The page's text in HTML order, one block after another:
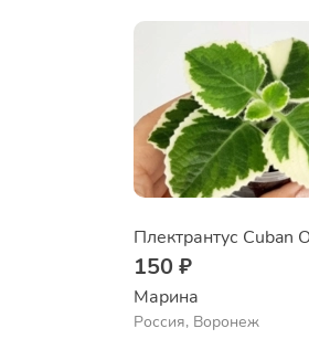
Плектрантус Cuban
150 ₽
Марина
Россия, Воронеж